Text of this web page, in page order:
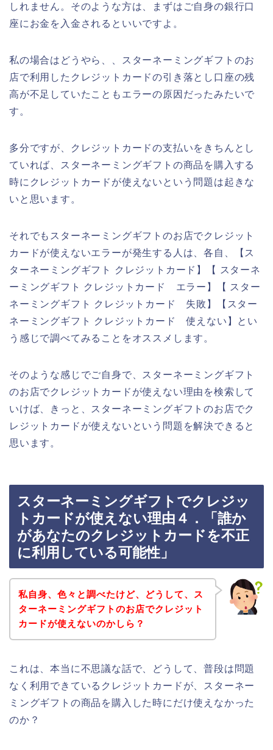
しれません。そのような方は、まずはご自身の銀行口
座にお金を入金されるといいですよ。
私の場合はどうやら、、スターネーミングギフトのお
店で利用したクレジットカードの引き落とし口座の残
高が不足していたこともエラーの原因だったみたいで
す。
多分ですが、クレジットカードの支払いをきちんとし
ていれば、スターネーミングギフトの商品を購入する
時にクレジットカードが使えないという問題は起きな
いと思います。
それでもスターネーミングギフトのお店でクレジット
カードが使えないエラーが発生する人は、各自、【ス
ターネーミングギフト クレジットカード】【 スターネ
ーミングギフト クレジットカード エラー】【 スター
ネーミングギフト クレジットカード 失敗】【スター
ネーミングギフト クレジットカード 使えない】とい
う感じで調べてみることをオススメします。
そのような感じでご自身で、スターネーミングギフト
のお店でクレジットカードが使えない理由を検索して
いけば、きっと、スターネーミングギフトのお店でク
レジットカードが使えないという問題を解決できると
思います。
スターネーミングギフトでクレジッ
トカードが使えない理由４．「誰か
があなたのクレジットカードを不正
に利用している可能性」
私自身、色々と調べたけど、どうして、ス
ターネーミングギフトのお店でクレジット
カードが使えないのかしら？
これは、本当に不思議な話で、どうして、普段は問題
なく利用できているクレジットカードが、スターネー
ミングギフトの商品を購入した時にだけ使えなかった
のか？